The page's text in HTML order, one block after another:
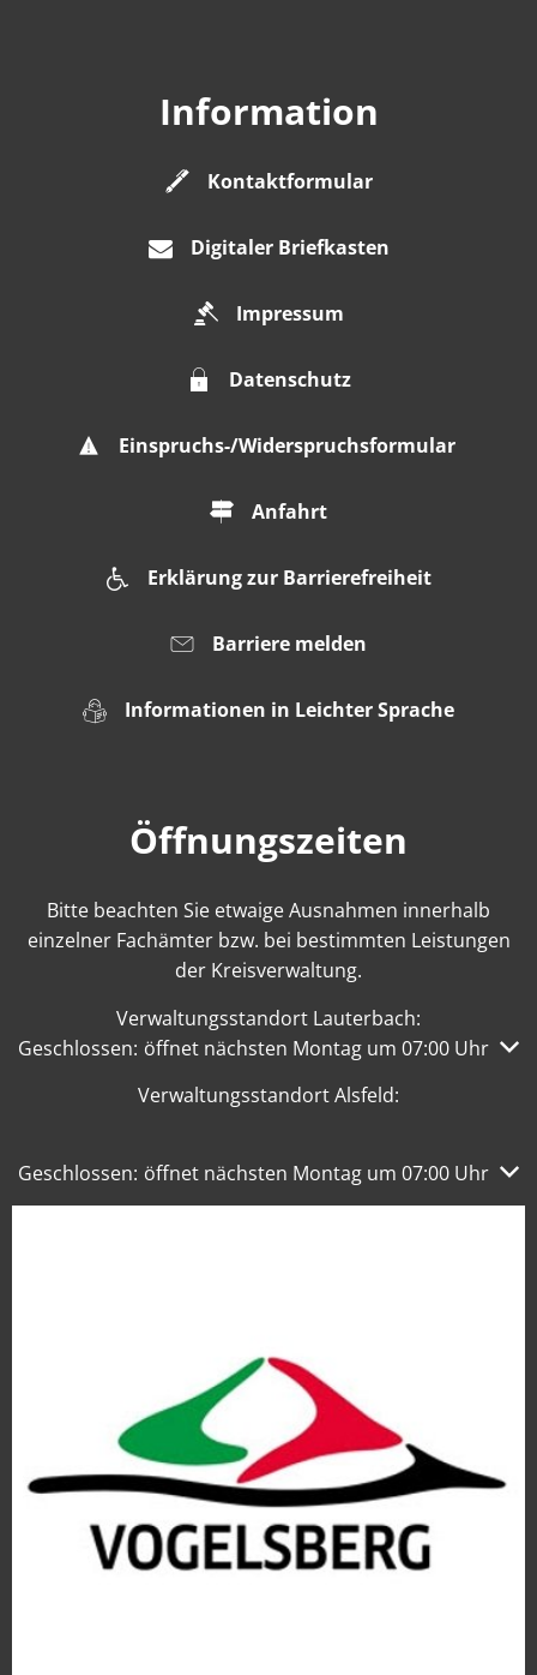
Information
Kontaktformular
Digitaler Briefkasten
Impressum
Datenschutz
Einspruchs-/Widerspruchsformular
Anfahrt
Erklärung zur Barrierefreiheit
Barriere melden
Informationen in Leichter Sprache
Öffnungszeiten
Bitte beachten Sie etwaige Ausnahmen innerhalb
einzelner Fachämter bzw. bei bestimmten Leistungen
der Kreisverwaltung.
Verwaltungsstandort Lauterbach:
Klicken, um weitere Öffnungs- oder Schließzeiten
Geschlossen: öffnet nächsten Montag um 07:00 Uhr
Verwaltungsstandort Alsfeld:
Klicken, um weitere Öffnungs- oder Schließzeiten
Geschlossen: öffnet nächsten Montag um 07:00 Uhr